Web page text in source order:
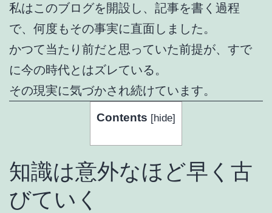
私はこのブログを開設し、記事を書く過程
で、何度もその事実に直面しました。
かつて当たり前だと思っていた前提が、すで
に今の時代とはズレている。
その現実に気づかされ続けています。
Contents [hide]
知識は意外なほど早く古
びていく